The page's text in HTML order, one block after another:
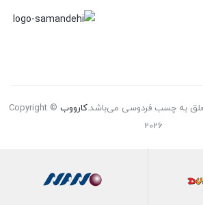
به چسب فردوسی می‌باشد.کارووب Copyright ©
2026